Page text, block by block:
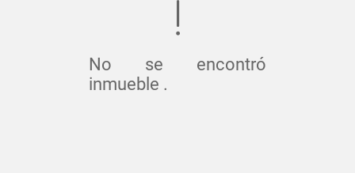
No se encontró
inmueble .